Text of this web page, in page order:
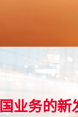
业务的新